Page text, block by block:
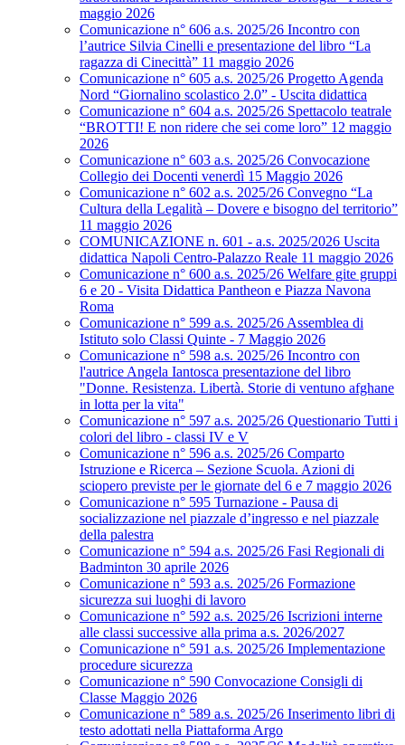
maggio 2026
Comunicazione n° 606 a.s. 2025/26 Incontro con
l’autrice Silvia Cinelli e presentazione del libro “La
ragazza di Cinecittà” 11 maggio 2026
Comunicazione n° 605 a.s. 2025/26 Progetto Agenda
Nord “Giornalino scolastico 2.0” - Uscita didattica
Comunicazione n° 604 a.s. 2025/26 Spettacolo teatrale
“BROTTI! E non ridere che sei come loro” 12 maggio
2026
Comunicazione n° 603 a.s. 2025/26 Convocazione
Collegio dei Docenti venerdì 15 Maggio 2026
Comunicazione n° 602 a.s. 2025/26 Convegno “La
Cultura della Legalità – Dovere e bisogno del territorio”
11 maggio 2026
COMUNICAZIONE n. 601 - a.s. 2025/2026 Uscita
didattica Napoli Centro-Palazzo Reale 11 maggio 2026
Comunicazione n° 600 a.s. 2025/26 Welfare gite gruppi
6 e 20 - Visita Didattica Pantheon e Piazza Navona
Roma
Comunicazione n° 599 a.s. 2025/26 Assemblea di
Istituto solo Classi Quinte - 7 Maggio 2026
Comunicazione n° 598 a.s. 2025/26 Incontro con
l'autrice Angela Iantosca presentazione del libro
"Donne. Resistenza. Libertà. Storie di ventuno afghane
in lotta per la vita"
Comunicazione n° 597 a.s. 2025/26 Questionario Tutti i
colori del libro - classi IV e V
Comunicazione n° 596 a.s. 2025/26 Comparto
Istruzione e Ricerca – Sezione Scuola. Azioni di
sciopero previste per le giornate del 6 e 7 maggio 2026
Comunicazione n° 595 Turnazione - Pausa di
socializzazione nel piazzale d’ingresso e nel piazzale
della palestra
Comunicazione n° 594 a.s. 2025/26 Fasi Regionali di
Badminton 30 aprile 2026
Comunicazione n° 593 a.s. 2025/26 Formazione
sicurezza sui luoghi di lavoro
Comunicazione n° 592 a.s. 2025/26 Iscrizioni interne
alle classi successive alla prima a.s. 2026/2027
Comunicazione n° 591 a.s. 2025/26 Implementazione
procedure sicurezza
Comunicazione n° 590 Convocazione Consigli di
Classe Maggio 2026
Comunicazione n° 589 a.s. 2025/26 Inserimento libri di
testo adottati nella Piattaforma Argo